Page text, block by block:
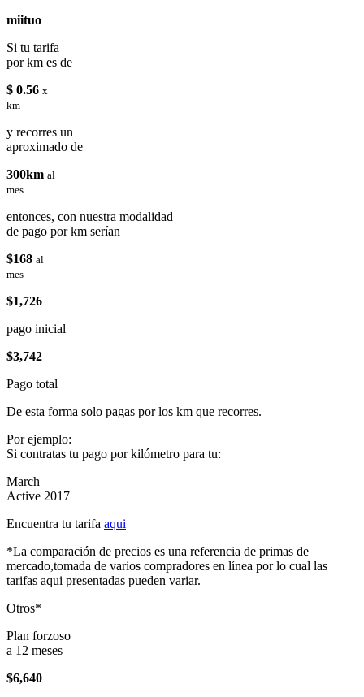
miituo
Si tu tarifa
por km es de
$ 0.56 x
km
y recorres un
aproximado de
300km al
mes
entonces, con nuestra modalidad
de pago por km serían
$168 al
mes
$1,726
pago inicial
$3,742
Pago total
De esta forma solo pagas por los km que recorres.
Por ejemplo:
Si contratas tu pago por kilómetro para tu:
March
Active 2017
Encuentra tu tarifa aqui
*La comparación de precios es una referencia de primas de
mercado,tomada de varios compradores en línea por lo cual las
tarifas aqui presentadas pueden variar.
Otros*
Plan forzoso
a 12 meses
$6,640